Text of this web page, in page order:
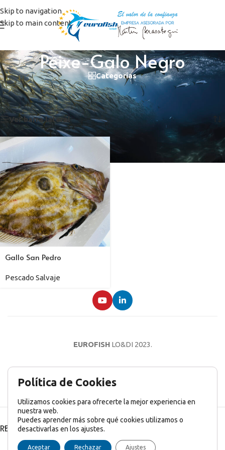
Skip to navigation
Skip to main content
Peixe-Galo Negro
Categorías
Inicio/Productos etiquetados “Peixe-Galo Negro”
Mostrando el único resultado
Ver barra lateral
Gallo San Pedro
Pescado Salvaje
EUROFISHLO&DI 2023.
AVISO LEGAL POLÍTICA DE PRIVACIDAD
RECENT POSTS
Política de Cookies
Utilizamos cookies para ofrecerte la mejor experiencia en
nuestra web.
Puedes aprender más sobre qué cookies utilizamos o
desactivarlas en los ajustes.
Aceptar Rechazar Ajustes
English Inglés) Français(Francés